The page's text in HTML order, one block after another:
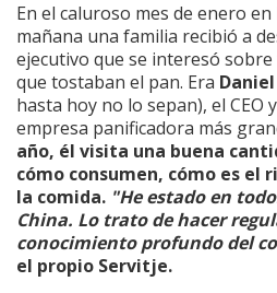
En el caluroso mes de enero
mañana una familia recibió a
ejecutivo que se interesó
que tostaban el pan. Era
hasta hoy no lo sepan), el CEO
empresa panificadora más
año, él visita una buena
cómo consumen, cómo es el
la comida. "He estado en
China. Lo trato de hacer
conocimiento profundo del
el propio Servitje.